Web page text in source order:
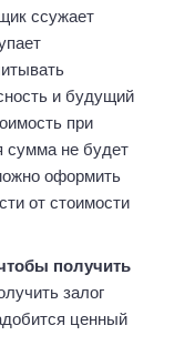
ссужает
и будущий
при
сумма не будет
оформить
от стоимости
получить
залог
ценный